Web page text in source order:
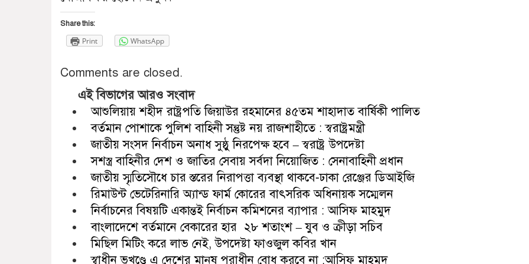
Share this:
Print WhatsApp
Comments are closed.
এই বিভাগের আরও সংবাদ
আশুলিয়ায় শহীদ রাষ্ট্রপতি জিয়াউর রহমানের ৪৫তম শাহাদাত বার্ষিকী পালিত
বর্তমান পোশাকে পুলিশ বাহিনী সন্তুষ্ট নয় রাজশাহীতে : স্বরাষ্ট্রমন্ত্রী
জাতীয় সংসদ নির্বাচন অনাধ সুষ্ঠু নিরপেক্ষ হবে – স্বরাষ্ট্র উপদেষ্টা
সশস্ত্র বাহিনীর দেশ ও জাতির সেবায় সর্বদা নিয়োজিত : সেনাবাহিনী প্রধান
জাতীয় স্মৃতিসৌধে চার স্তরের নিরাপত্তা ব্যবস্থা থাকবে-ঢাকা রেঞ্জের ডিআইজি
রিমাউন্ট ভেটেরিনারি অ্যান্ড ফার্ম কোরের বাৎসরিক অধিনায়ক সম্মেলন
নির্বাচনের বিষয়টি একান্তই নির্বাচন কমিশনের ব্যাপার : আসিফ মাহমুদ
বাংলাদেশে বর্তমানে বেকারের হার ২৮ শতাংশ – যুব ও ক্রীড়া সচিব
মিছিল মিটিং করে লাভ নেই, উপদেষ্টা ফাওজুল কবির খান
স্বাধীন ভূখণ্ডে এ দেশের মানুষ পরাধীন বোধ করবে না :আসিফ মাহমুদ